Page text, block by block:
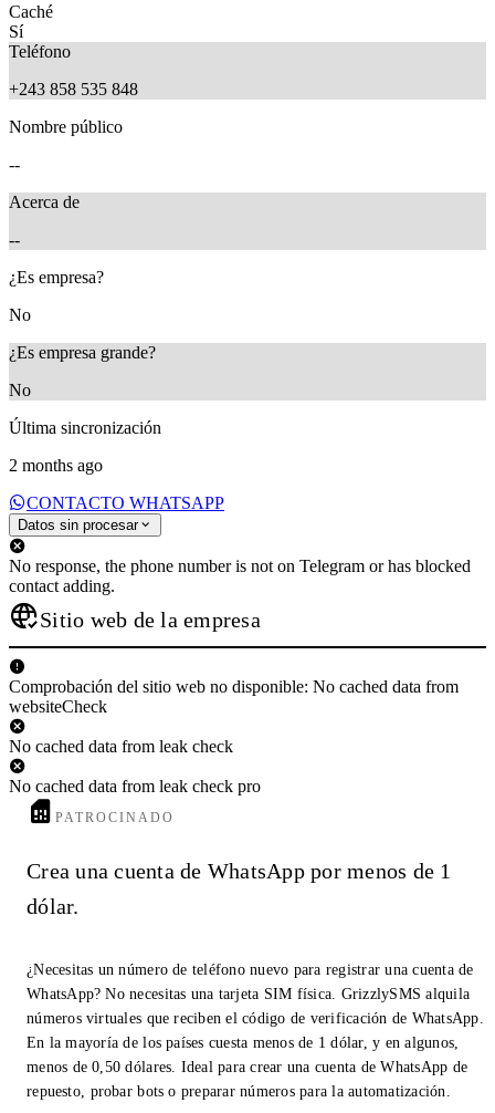
Caché
Sí
Teléfono
+243 858 535 848
Nombre público
--
Acerca de
--
¿Es empresa?
No
¿Es empresa grande?
No
Última sincronización
2 months ago
CONTACTO WHATSAPP
Datos sin procesar
No response, the phone number is not on Telegram or has blocked
contact adding.
Sitio web de la empresa
Comprobación del sitio web no disponible: No cached data from
websiteCheck
No cached data from leak check
No cached data from leak check pro
PATROCINADO
Crea una cuenta de WhatsApp por menos de 1
dólar.
¿Necesitas un número de teléfono nuevo para registrar una cuenta de
WhatsApp? No necesitas una tarjeta SIM física. GrizzlySMS alquila
números virtuales que reciben el código de verificación de WhatsApp.
En la mayoría de los países cuesta menos de 1 dólar, y en algunos,
menos de 0,50 dólares. Ideal para crear una cuenta de WhatsApp de
repuesto, probar bots o preparar números para la automatización.